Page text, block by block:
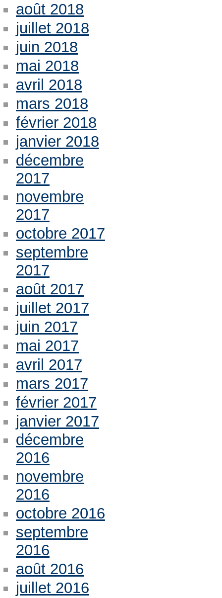
août 2018
juillet 2018
juin 2018
mai 2018
avril 2018
mars 2018
février 2018
janvier 2018
décembre
2017
novembre
2017
octobre 2017
septembre
2017
août 2017
juillet 2017
juin 2017
mai 2017
avril 2017
mars 2017
février 2017
janvier 2017
décembre
2016
novembre
2016
octobre 2016
septembre
2016
août 2016
juillet 2016